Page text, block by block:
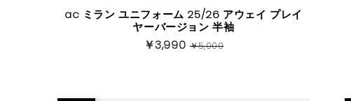
ac ミラン ユニフォーム 25/26 アウェイ プレイ
ヤーバージョン 半袖
￥3,990￥5,000